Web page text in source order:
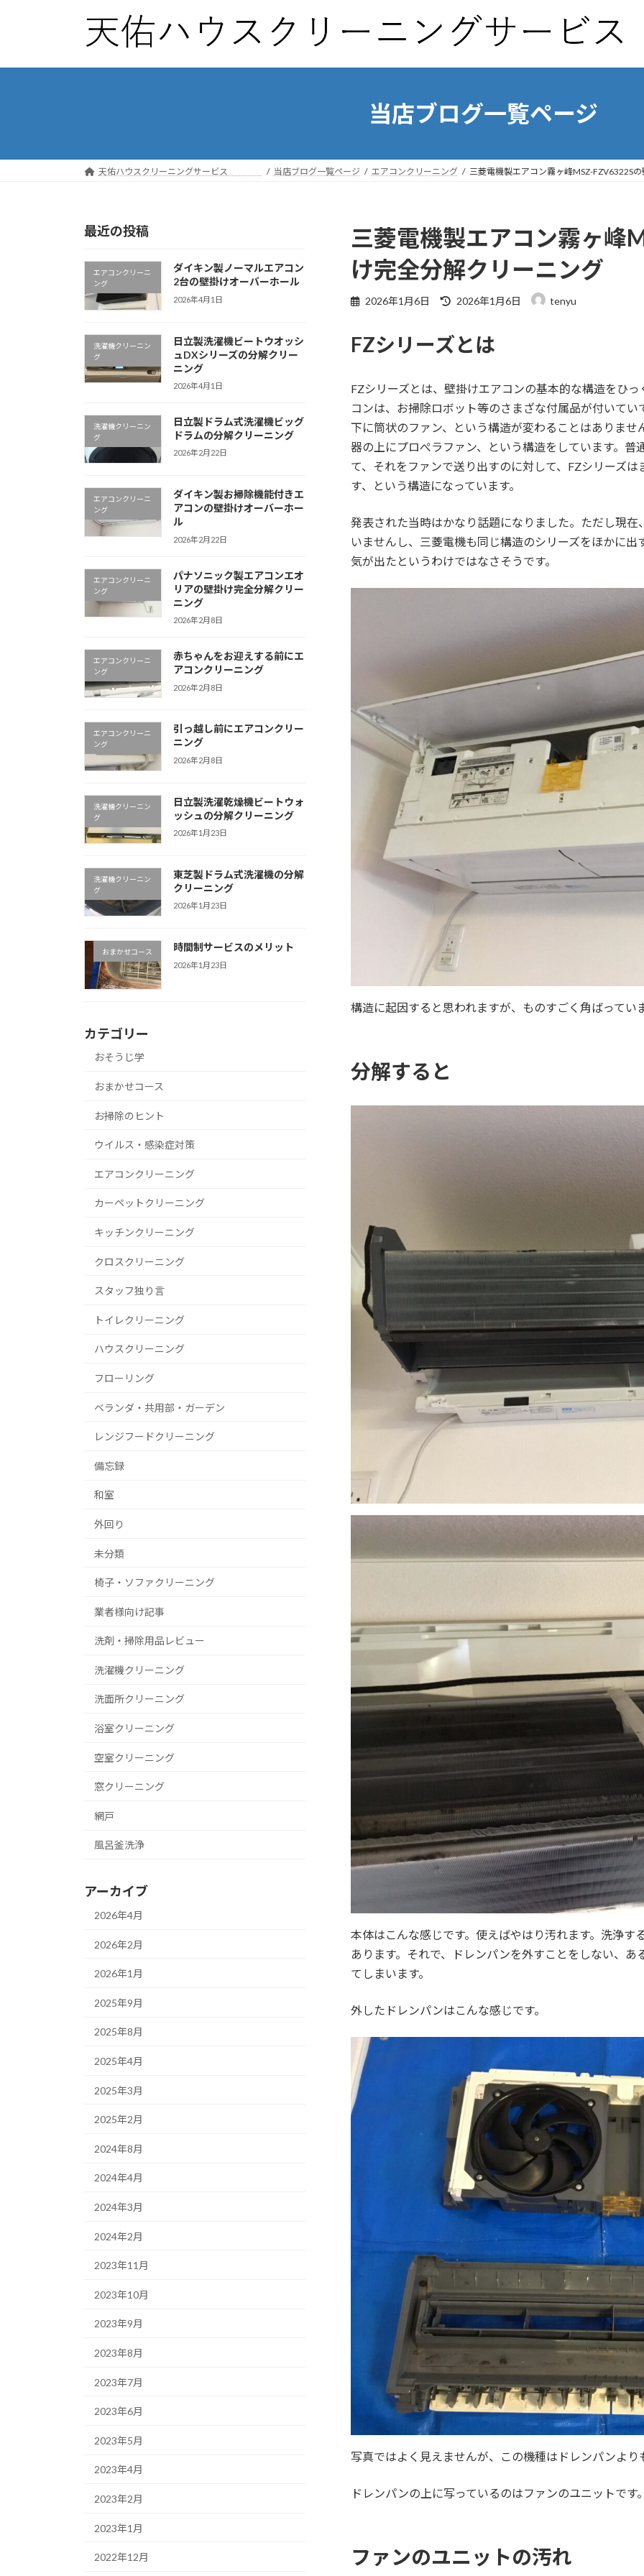
プ
動
当店ブログ一覧ページ
天佑ハウスクリーニングサービス 当店ブログ一覧ページ エアコンクリーニング 三菱電機製エアコン霧ヶ峰MSZ-FZV6322S
三菱電機製エアコン霧ヶ峰
け完全分解クリーニング
2026年1月6日
最
新
日
:
2026年1月6日 tenyu
FZシリーズとは
FZシリーズとは、壁掛けエアコンの基本的な構造をひ
コンは、お掃除ロボット等のさまざな付属品が付いて
下に筒状のファン、という構造が変わることはありま
器の上にプロぺラファン、という構造をしています。
て、それをファンで送り出すのに対して、FZシリーズ
す、という構造になっています。
発表された当時はかなり話題になりました。ただし現
いませんし、三菱電機も同じ構造のシリーズをほかに
気が出たというわけではなさそうです。
構造に起因すると思われますが、ものすごく角ばってい
分解すると
本体はこんな感じです。使えばやはり汚れます。洗浄
あります。それで、ドレンパンを外すことをしない、
てしまいます。
外したドレンパンはこんな感じです。
写真ではよく見えませんが、この機種はドレンパンよ
ドレンパンの上に写っているのはファンのユニットです
ファンのユニットの汚れ
最近の投稿
エアコンクリーニ
ング
ダイキン製ノーマルエアコン
2台の壁掛けオーバーホール
2026年4月1日
洗濯機クリーニン
グ
日立製洗濯機ビートウオッシ
ュDXシリーズの分解クリー
ニング
2026年4月1日
洗濯機クリーニン
グ
日立製ドラム式洗濯機ビッグ
ドラムの分解クリーニング
2026年2月22日
エアコンクリーニ
ング
ダイキン製お掃除機能付きエ
アコンの壁掛けオーバーホー
ル
2026年2月22日
エアコンクリーニ
ング
パナソニック製エアコンエオ
リアの壁掛け完全分解クリー
ニング
2026年2月8日
エアコンクリーニ
ング
赤ちゃんをお迎えする前にエ
アコンクリーニング
2026年2月8日
エアコンクリーニ
ング
引っ越し前にエアコンクリー
ニング
2026年2月8日
洗濯機クリーニン
グ
日立製洗濯乾燥機ビートウォ
ッシュの分解クリーニング
2026年1月23日
洗濯機クリーニン
グ
東芝製ドラム式洗濯機の分解
クリーニング
2026年1月23日
おまかせコース 時間制サービスのメリット
2026年1月23日
カテゴリー
おそうじ学
おまかせコース
お掃除のヒント
ウイルス・感染症対策
エアコンクリーニング
カーペットクリーニング
キッチンクリーニング
クロスクリーニング
スタッフ独り言
トイレクリーニング
ハウスクリーニング
フローリング
ベランダ・共用部・ガーデン
レンジフードクリーニング
備忘録
和室
外回り
未分類
椅子・ソファクリーニング
業者様向け記事
洗剤・掃除用品レビュー
洗濯機クリーニング
洗面所クリーニング
浴室クリーニング
空室クリーニング
窓クリーニング
網戸
風呂釜洗浄
アーカイブ
2026年4月
2026年2月
2026年1月
2025年9月
2025年8月
2025年4月
2025年3月
2025年2月
2024年8月
2024年4月
2024年3月
2024年2月
2023年11月
2023年10月
2023年9月
2023年8月
2023年7月
2023年6月
2023年5月
2023年4月
2023年2月
2023年1月
2022年12月